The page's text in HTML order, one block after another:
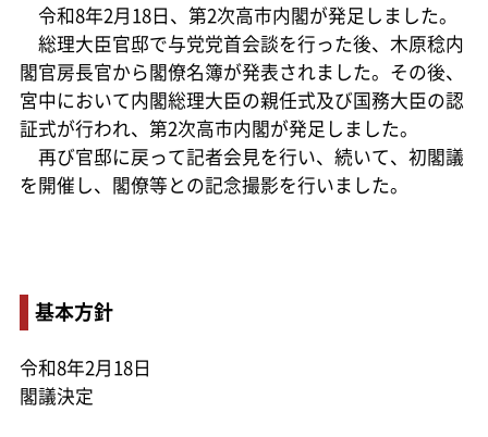
令和8年2月18日、第2次高市内閣が発足しました。
総理大臣官邸で与党党首会談を行った後、木原稔内
閣官房長官から閣僚名簿が発表されました。その後、
宮中において内閣総理大臣の親任式及び国務大臣の認
証式が行われ、第2次高市内閣が発足しました。
再び官邸に戻って記者会見を行い、続いて、初閣議
を開催し、閣僚等との記念撮影を行いました。
基本方針
令和8年2月18日
閣議決定